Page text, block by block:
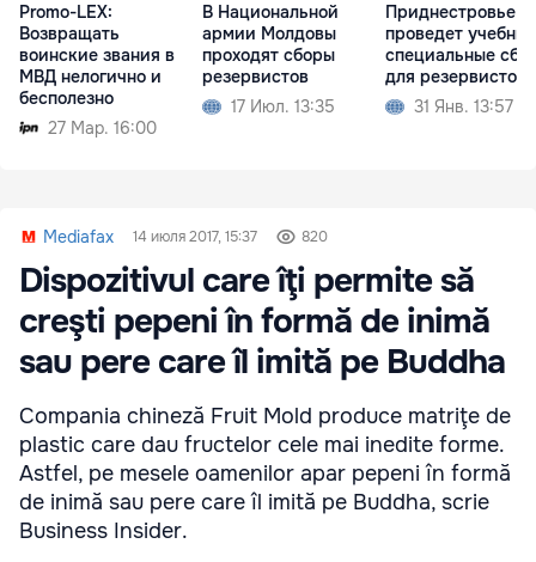
Promo-LEX:
Возвращать
воинские звания в
МВД нелогично и
бесполезно
27 Мар. 16:00
В Национальной
армии Молдовы
проходят сборы
резервистов
17 Июл. 13:35
Приднестровье
проведет
специальные
для резервистов
31 Янв. 13:57
Mediafax 14 июля 2017, 15:37 820
Dispozitivul care îţi permite să
creşti pepeni în formă de inimă
sau pere care îl imită pe Buddha
Compania chineză Fruit Mold produce matriţe de
plastic care dau fructelor cele mai inedite forme.
Astfel, pe mesele oamenilor apar pepeni în formă
de inimă sau pere care îl imită pe Buddha, scrie
Business Insider.